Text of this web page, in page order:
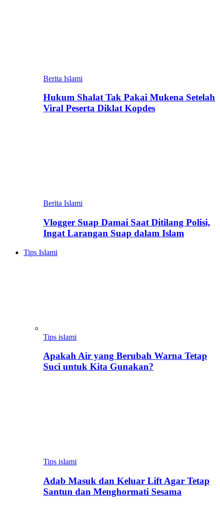
Berita Islami
Hukum Shalat Tak Pakai Mukena Setelah
Viral Peserta Diklat Kopdes
Berita Islami
Vlogger Suap Damai Saat Ditilang Polisi,
Ingat Larangan Suap dalam Islam
Tips Islami
Tips islami
Apakah Air yang Berubah Warna Tetap
Suci untuk Kita Gunakan?
Tips islami
Adab Masuk dan Keluar Lift Agar Tetap
Santun dan Menghormati Sesama